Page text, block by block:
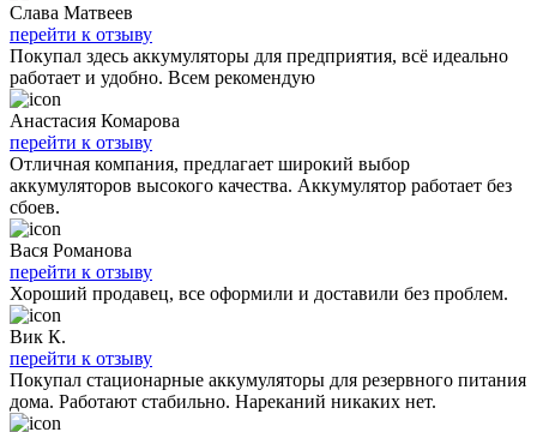
Слава Матвеев
перейти к отзыву
Покупал здесь аккумуляторы для предприятия, всё идеально
работает и удобно. Всем рекомендую
Анастасия Комарова
перейти к отзыву
Отличная компания, предлагает широкий выбор
аккумуляторов высокого качества. Аккумулятор работает без
сбоев.
Вася Романова
перейти к отзыву
Хороший продавец, все оформили и доставили без проблем.
Вик К.
перейти к отзыву
Покупал стационарные аккумуляторы для резервного питания
дома. Работают стабильно. Нареканий никаких нет.